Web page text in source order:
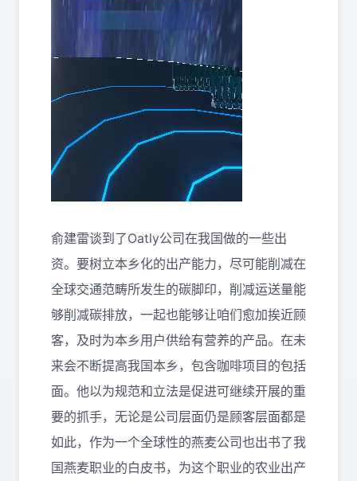
俞建雷谈到了Oatly公司在我国做的一些出
资。要树立本乡化的出产能力，尽可能削减在
全球交通范畴所发生的碳脚印，削减运送量能
够削减碳排放，一起也能够让咱们愈加挨近顾
客，及时为本乡用户供给有营养的产品。在未
来会不断提高我国本乡，包含咖啡项目的包括
面。他以为规范和立法是促进可继续开展的重
要的抓手，无论是公司层面仍是顾客层面都是
如此，作为一个全球性的燕麦公司也出书了我
国燕麦职业的白皮书，为这个职业的农业出产